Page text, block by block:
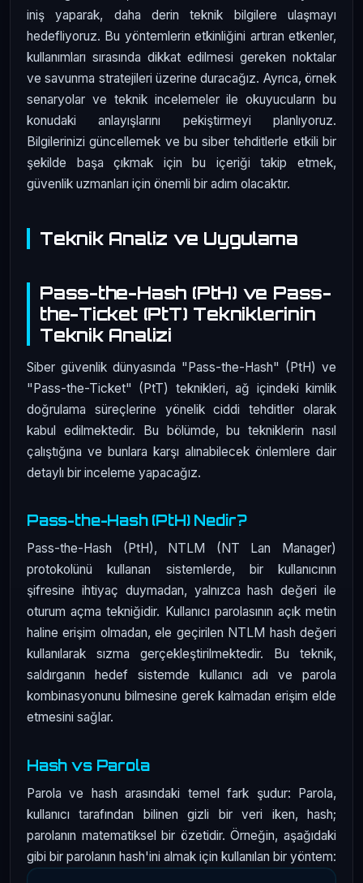
iniş yaparak, daha derin teknik bilgilere ulaşmayı
hedefliyoruz. Bu yöntemlerin etkinliğini artıran etkenler,
kullanımları sırasında dikkat edilmesi gereken noktalar
ve savunma stratejileri üzerine duracağız. Ayrıca, örnek
senaryolar ve teknik incelemeler ile okuyucuların bu
konudaki anlayışlarını pekiştirmeyi planlıyoruz.
Bilgilerinizi güncellemek ve bu siber tehditlerle etkili bir
şekilde başa çıkmak için bu içeriği takip etmek,
güvenlik uzmanları için önemli bir adım olacaktır.
Teknik Analiz ve Uygulama
Pass-the-Hash (PtH) ve Pass-
the-Ticket (PtT) Tekniklerinin
Teknik Analizi
Siber güvenlik dünyasında "Pass-the-Hash" (PtH) ve
"Pass-the-Ticket" (PtT) teknikleri, ağ içindeki kimlik
doğrulama süreçlerine yönelik ciddi tehditler olarak
kabul edilmektedir. Bu bölümde, bu tekniklerin nasıl
çalıştığına ve bunlara karşı alınabilecek önlemlere dair
detaylı bir inceleme yapacağız.
Pass-the-Hash (PtH) Nedir?
Pass-the-Hash (PtH), NTLM (NT Lan Manager)
protokolünü kullanan sistemlerde, bir kullanıcının
şifresine ihtiyaç duymadan, yalnızca hash değeri ile
oturum açma tekniğidir. Kullanıcı parolasının açık metin
haline erişim olmadan, ele geçirilen NTLM hash değeri
kullanılarak sızma gerçekleştirilmektedir. Bu teknik,
saldırganın hedef sistemde kullanıcı adı ve parola
kombinasyonunu bilmesine gerek kalmadan erişim elde
etmesini sağlar.
Hash vs Parola
Parola ve hash arasındaki temel fark şudur: Parola,
kullanıcı tarafından bilinen gizli bir veri iken, hash;
parolanın matematiksel bir özetidir. Örneğin, aşağıdaki
gibi bir parolanın hash'ini almak için kullanılan bir yöntem: